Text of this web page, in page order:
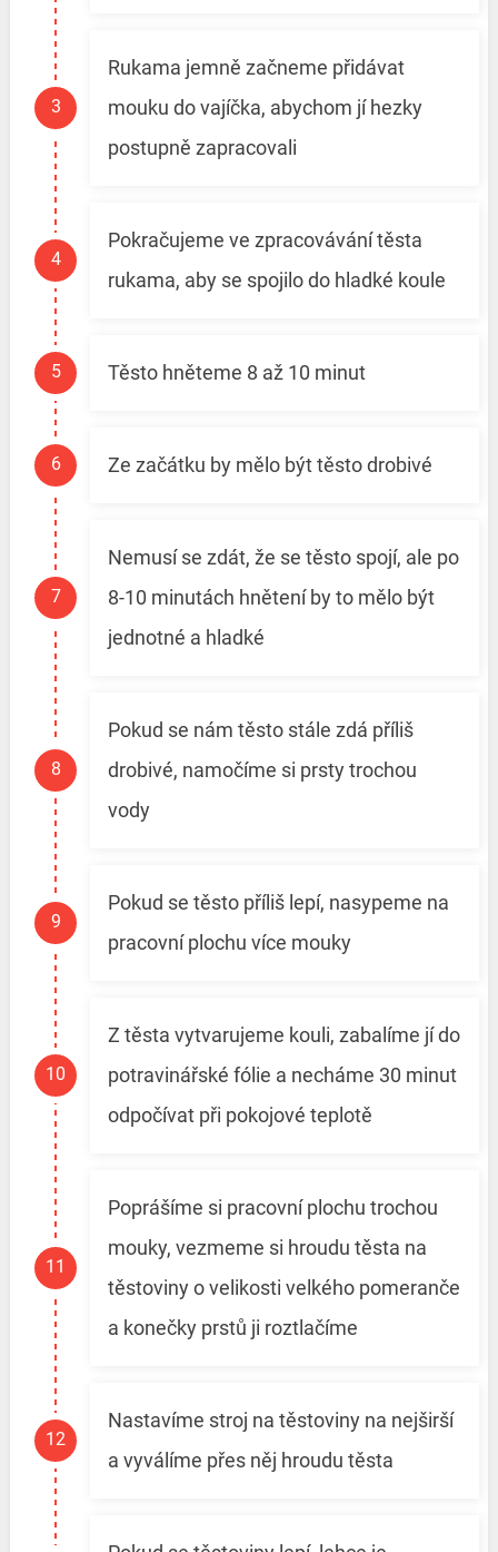
Rukama jemně začneme přidávat
mouku do vajíčka, abychom jí hezky
postupně zapracovali
Pokračujeme ve zpracovávání těsta
rukama, aby se spojilo do hladké koule
Těsto hněteme 8 až 10 minut
Ze začátku by mělo být těsto drobivé
Nemusí se zdát, že se těsto spojí, ale po
8-10 minutách hnětení by to mělo být
jednotné a hladké
Pokud se nám těsto stále zdá příliš
drobivé, namočíme si prsty trochou
vody
Pokud se těsto příliš lepí, nasypeme na
pracovní plochu více mouky
Z těsta vytvarujeme kouli, zabalíme jí do
potravinářské fólie a necháme 30 minut
odpočívat při pokojové teplotě
Poprášíme si pracovní plochu trochou
mouky, vezmeme si hroudu těsta na
těstoviny o velikosti velkého pomeranče
a konečky prstů ji roztlačíme
Nastavíme stroj na těstoviny na nejširší
a vyválíme přes něj hroudu těsta